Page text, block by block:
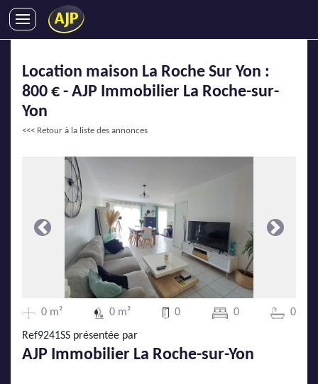
VENTES
LOCATIONS
GESTION LOCATIVE
IMMOBILIER NEUF
LOCATIONS DE VACANCES
ENTREPRISES
DEVENIR FRANCHISÉ
AJP Recrute
AJP Actualités
Service Qualité Clients
Location maison La Roche Sur Yon :
800 € - AJP Immobilier La Roche-sur-
Yon
<<< Retour à la liste des annonces
Précédente Suivante
0 m² 0 m² 0 0 0
Ref9241SS présentée par
AJP Immobilier La Roche-sur-Yon